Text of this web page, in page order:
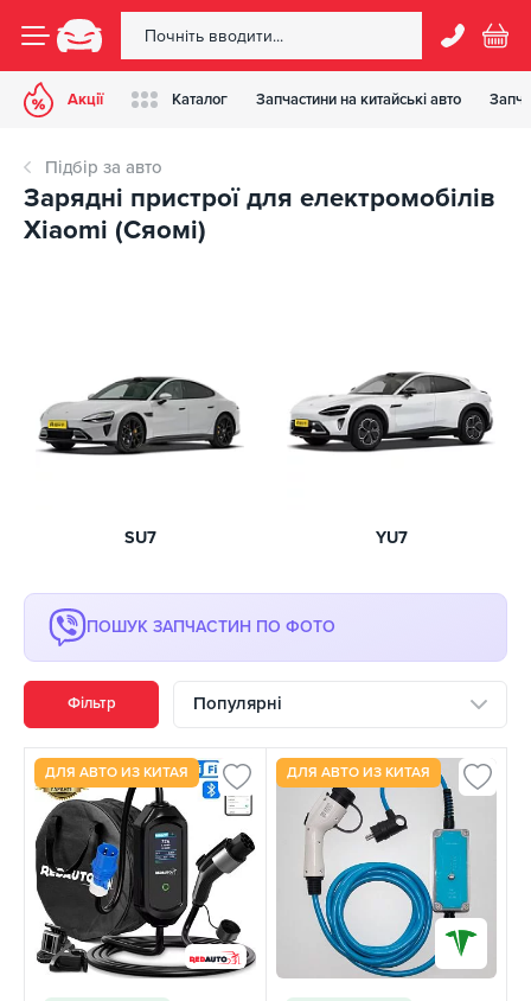
Акції Каталог Запчастини на китайські авто
Підбір за авто
Зарядні пристрої для електромобілів
Xiaomi (Сяомі)
SU7 YU7
ПОШУК ЗАПЧАСТИН ПО ФОТО
Фільтр Популярні
ДЛЯ АВТО ИЗ КИТАЯ ДЛЯ АВТО ИЗ КИТАЯ